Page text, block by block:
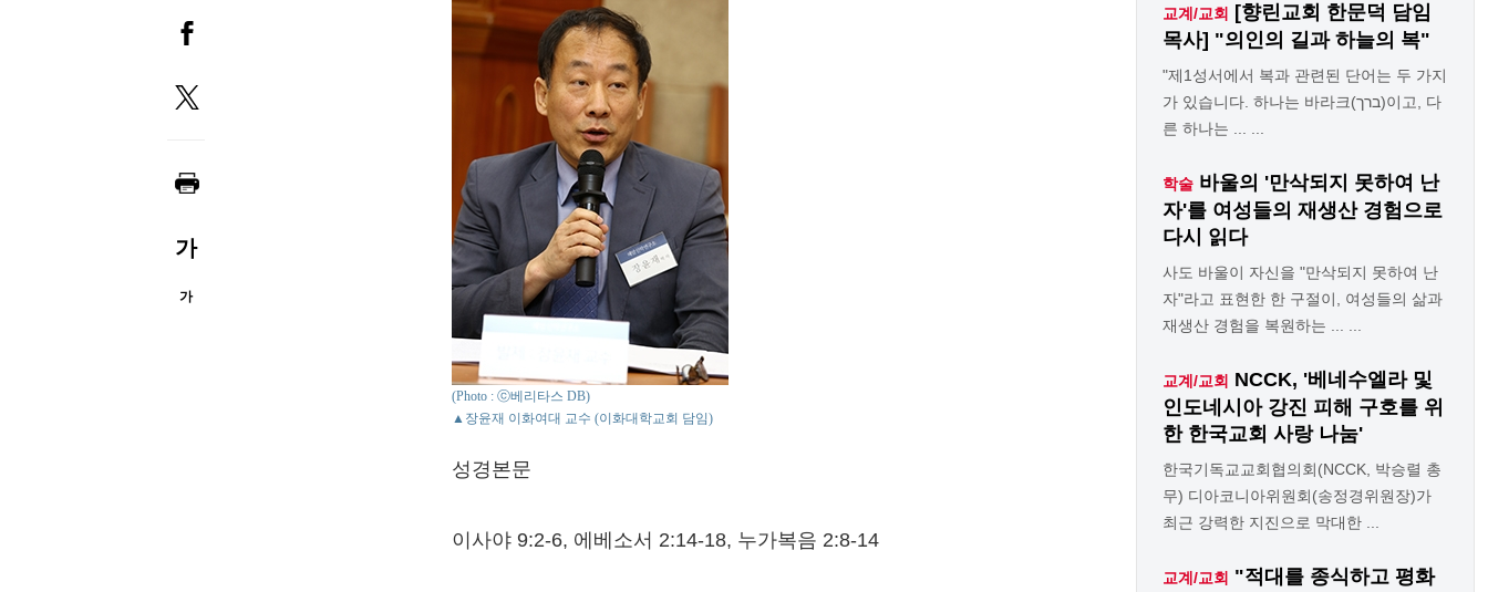
가
가
(Photo : ⓒ베리타스 DB)
▲장윤재 이화여대 교수 (이화대학교회 담임)
성경본문
이사야 9:2-6, 에베소서 2:14-18, 누가복음 2:8-14
교계/교회
[향린교회 한문덕 담임
목사] "의인의 길과 하늘의 복"
"제1성서에서 복과 관련된 단어는 두 가지
가 있습니다. 하나는 바라크(ברך)이고, 다
른 하나는 ... ...
학술 바울의 '만삭되지 못하여 난
자'를 여성들의 재생산 경험으로
다시 읽다
사도 바울이 자신을 "만삭되지 못하여 난
자"라고 표현한 한 구절이, 여성들의 삶과
재생산 경험을 복원하는 ... ...
교계/교회 NCCK, '베네수엘라 및
인도네시아 강진 피해 구호를 위
한 한국교회 사랑 나눔'
한국기독교교회협의회(NCCK, 박승렬 총
무) 디아코니아위원회(송정경위원장)가
최근 강력한 지진으로 막대한 ...
교계/교회 "적대를 종식하고 평화